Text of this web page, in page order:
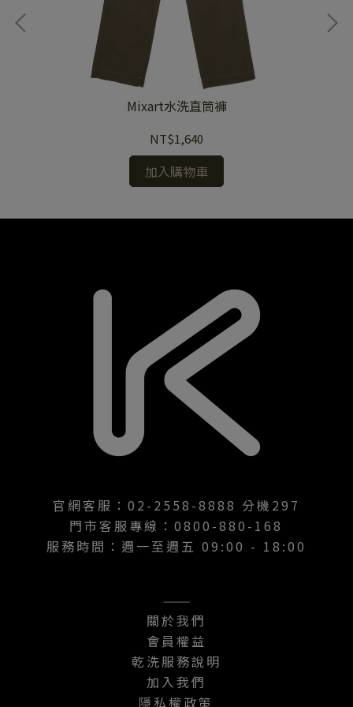
Mixart水洗直筒褲
NT$1,640
加入購物車
官網客服：02-2558-8888 分機297
門市客服專線：0800-880-168
服務時間：週一至週五 09:00 - 18:00
———
關於我們
會員權益
乾洗服務說明
加入我們
隱私權政策